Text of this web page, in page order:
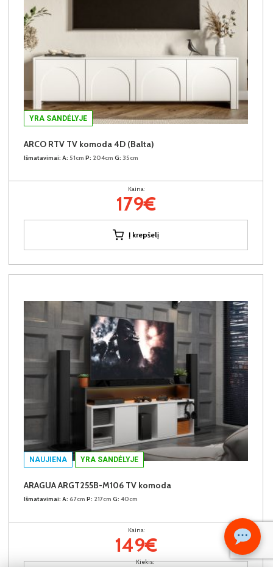
Kiekis:
YRA SANDĖLYJE
ARCO RTV TV komoda 4D (Balta)
Išmatavimai: A: 51cm P: 204cm G: 35cm
Kaina:
179€
Į krepšelį
NAUJIENA YRA SANDĖLYJE
ARAGUA ARGT255B-M106 TV komoda
Išmatavimai: A: 67cm P: 217cm G: 40cm
Kaina:
149€